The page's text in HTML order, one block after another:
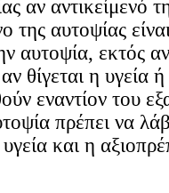
αντικείμενό
αυτοψίας
αυτοψία, εκτός
θίγεται η υγεία
εναντίον του
πρέπει να
και η